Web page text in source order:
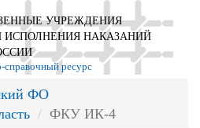
УЧРЕЖДЕНИЯ
НАКАЗАНИЙ
ресурс
ФО
ФКУ ИК-4